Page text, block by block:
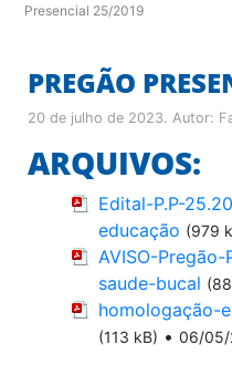
Presencial 25/2019
PREGÃO
20 de julho de 2023. Autor:
ARQUIVOS:
Edital-P.P-
educação (979
AVISO-
saude-bucal
homologação-
(113 kB) • 06/05/